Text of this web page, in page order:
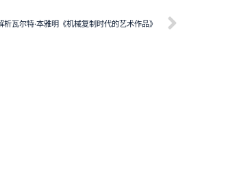
瓦尔特·本雅明《机械复制时代的艺术作品》